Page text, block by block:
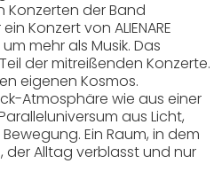
Konzerten der Band
Konzert von ALIENARE
mehr als Musik. Das
der mitreißenden Konzerte.
eigenen Kosmos.
Atmosphäre wie aus einer
aus Licht,
Ein Raum, in dem
der Alltag verblasst und nur